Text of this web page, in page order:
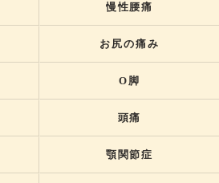
慢性腰痛
お尻の痛み
O脚
頭痛
顎関節症